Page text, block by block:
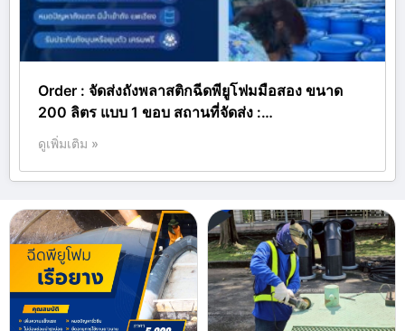
Order : จัดส่งถังพลาสติกฉีดพียูโฟมมือสอง ขนาด
200 ลิตร แบบ 1 ขอบ สถานที่จัดส่ง :…
ดูเพิ่มเติม »